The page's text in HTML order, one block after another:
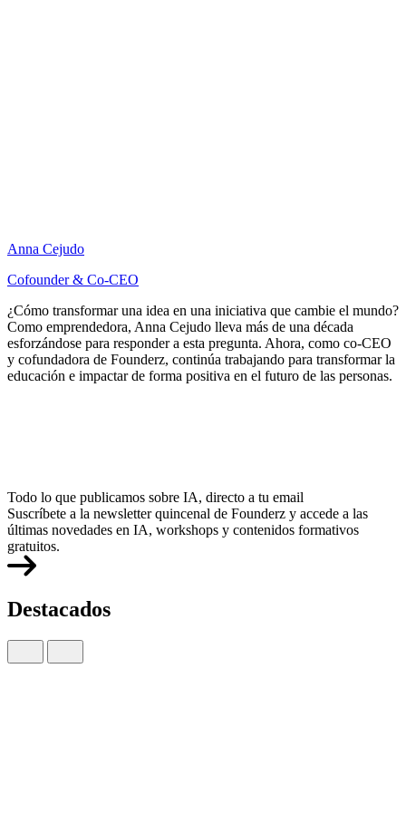
Anna Cejudo
Cofounder & Co-CEO
¿Cómo transformar una idea en una iniciativa que cambie el mundo?
Como emprendedora, Anna Cejudo lleva más de una década
esforzándose para responder a esta pregunta. Ahora, como co-CEO
y cofundadora de Founderz, continúa trabajando para transformar la
educación e impactar de forma positiva en el futuro de las personas.
Todo lo que publicamos sobre IA, directo a tu email
Suscríbete a la newsletter quincenal de Founderz y accede a las
últimas novedades en IA, workshops y contenidos formativos
gratuitos.
Destacados